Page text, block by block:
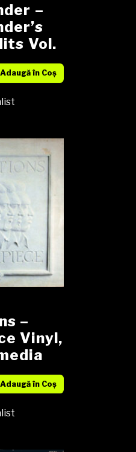
–
Vol.
Adaugă în Coș
–
Vinyl,
Adaugă în Coș